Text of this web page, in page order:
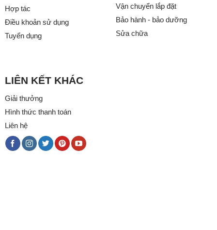
Hợp tác
Điều khoản sử dụng
Tuyển dụng
Vận chuyển lắp đặt
Bảo hành - bảo dưỡng
Sửa chữa
LIÊN KẾT KHÁC
Giải thưởng
Hình thức thanh toán
Liên hệ